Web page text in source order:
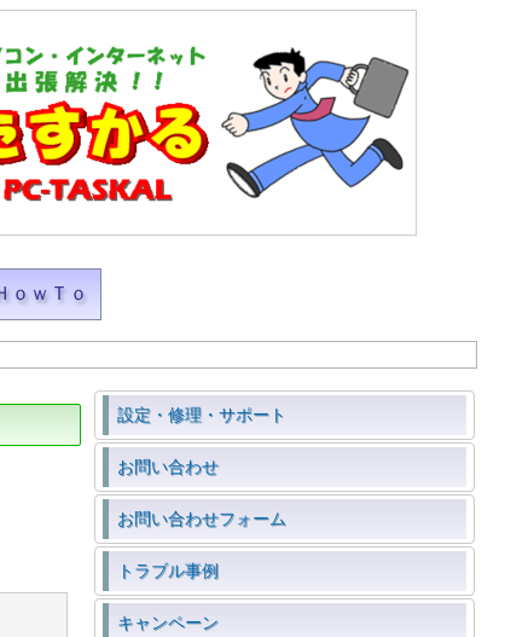
ｏｗＴｏ
設定・修理・サポート
お問い合わせ
お問い合わせフォーム
トラブル事例
キャンペーン